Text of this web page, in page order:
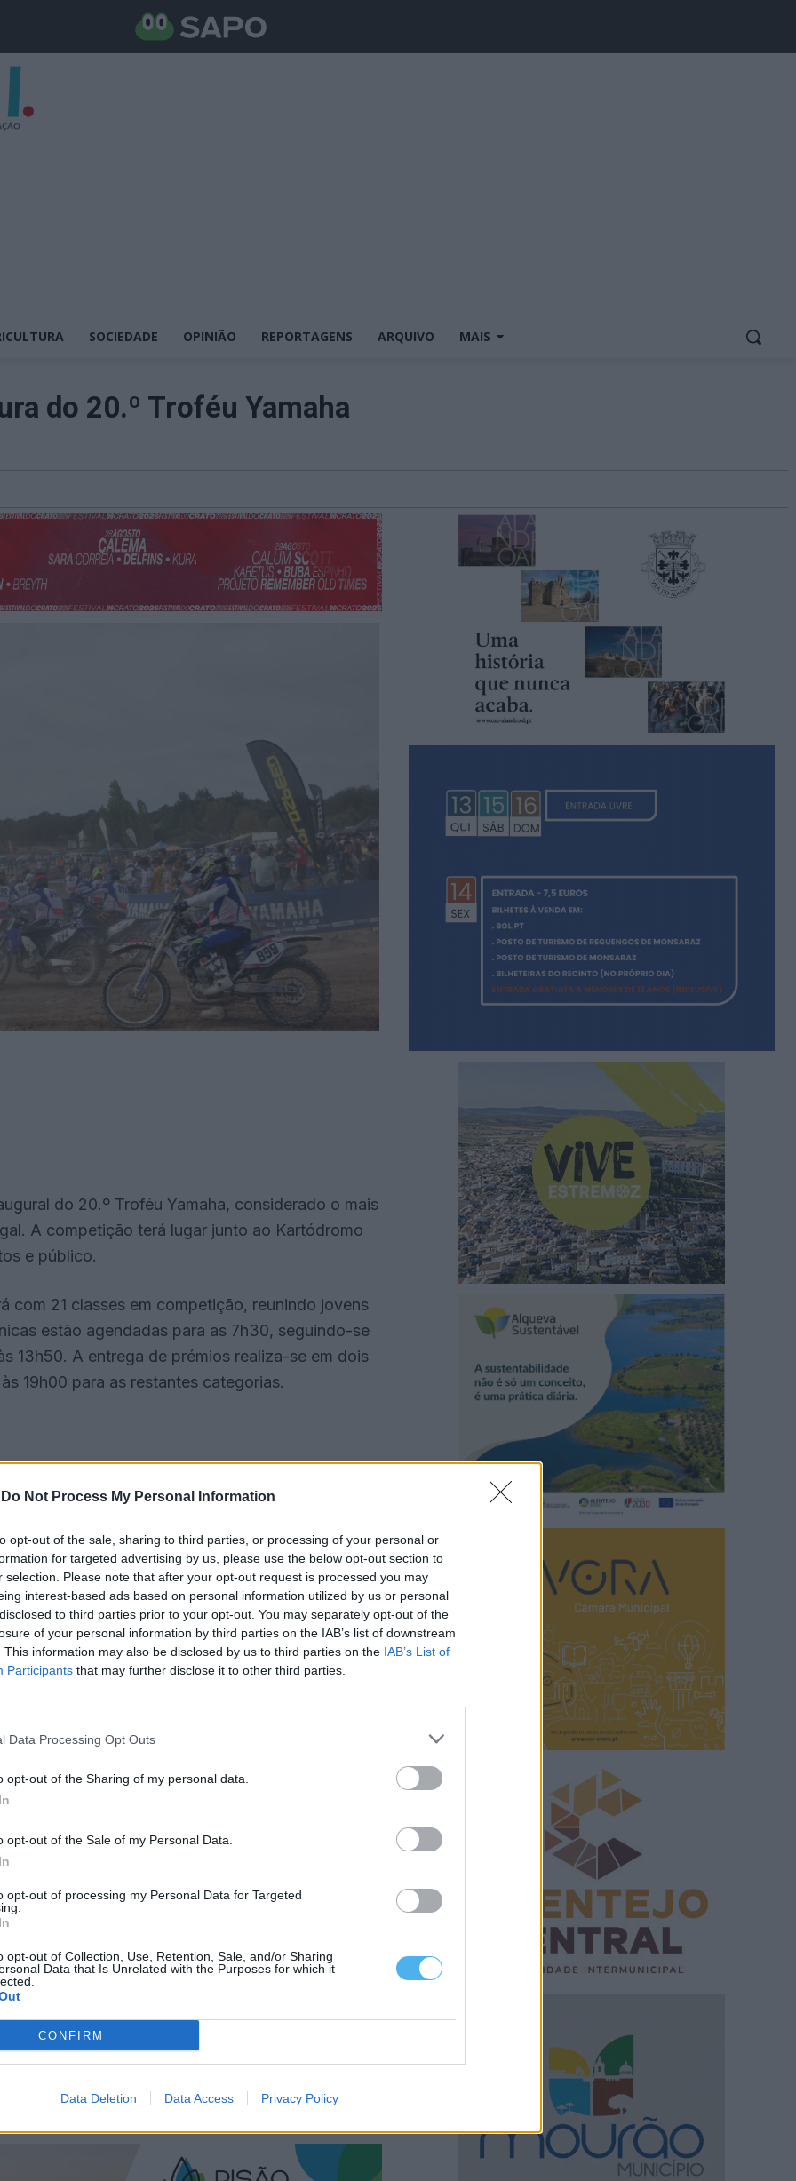
Do Not Process My Personal Information
opt-out of the sale, sharing to third parties, or processing of your personal or
for targeted advertising by us, please use the below opt-out section to
selection. Please note that after your opt-out request is processed you may
interest-based ads based on personal information utilized by us or personal
to third parties prior to your opt-out. You may separately opt-out of the
of your personal information by third parties on the IAB’s list of downstream
This information may also be disclosed by us to third parties on the IAB’s List of
Participants that may further disclose it to other third parties.
Data Processing Opt Outs
opt-out of the Sharing of my personal data.
opt-out of the Sale of my Personal Data.
opt-out of processing my Personal Data for Targeted
opt-out of Collection, Use, Retention, Sale, and/or Sharing
Data that Is Unrelated with the Purposes for which it
CONFIRM
Data Deletion Data Access Privacy Policy
SOCIEDADE OPINIÃO REPORTAGENS ARQUIVO MAIS
do 20.º Troféu Yamaha
do 20.º Troféu Yamaha, considerado o mais
A competição terá lugar junto ao Kartódromo
e público.
com 21 classes em competição, reunindo jovens
estão agendadas para as 7h30, seguindo-se
13h50. A entrega de prémios realiza-se em dois
19h00 para as restantes categorias.
entre equipas e famílias continuará a
e se mantém como uma referência no
Cofidis e Valorpneu, sendo a revista
seguintes provas: 29 de junho em Rio Maior, 21